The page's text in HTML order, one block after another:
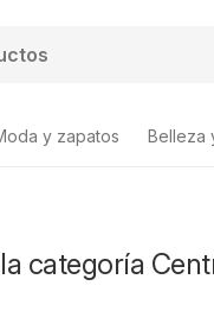
y zapatos Belleza
categoría